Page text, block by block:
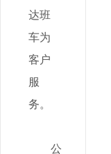
达班
车为
客户
服
务。
公